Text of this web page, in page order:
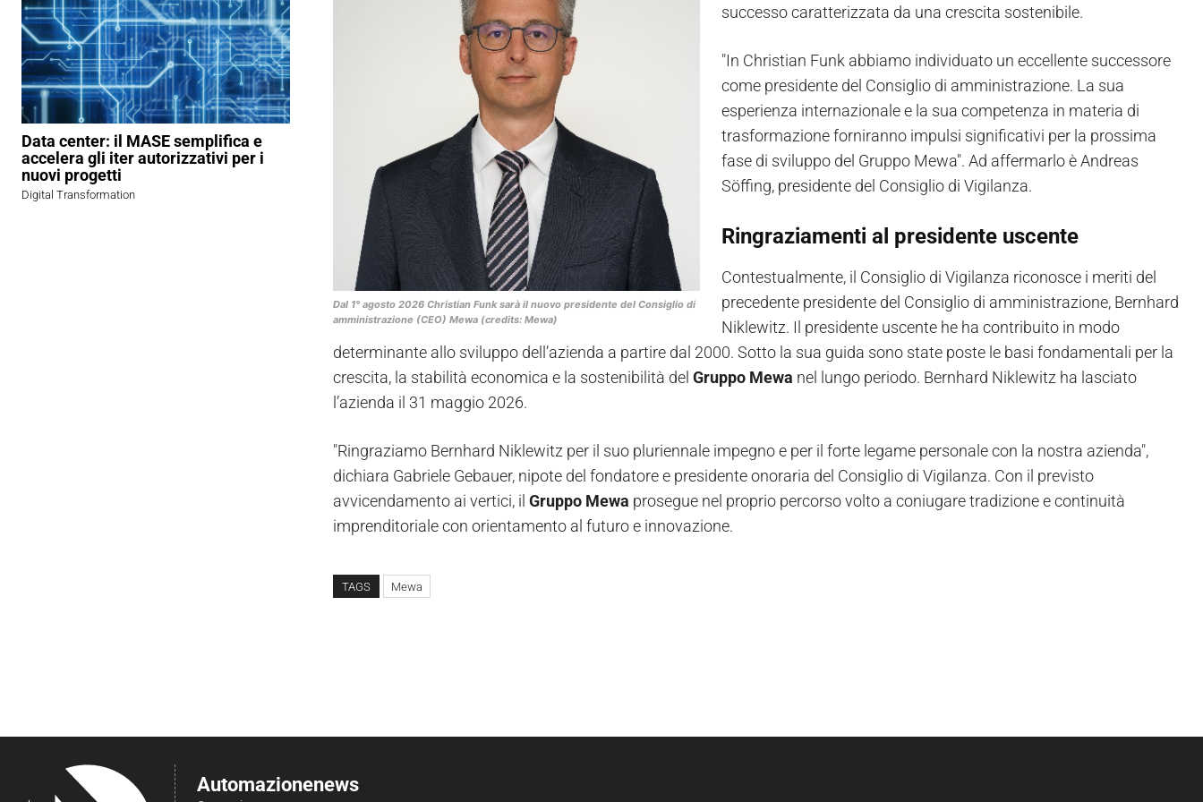
Data center: il MASE semplifica e
accelera gli iter autorizzativi per i
nuovi progetti
Digital Transformation
Dal 1° agosto 2026 Christian Funk sarà il nuovo presidente del Consiglio di
amministrazione (CEO) Mewa (credits: Mewa)
successo caratterizzata da una crescita sostenibile.
"In Christian Funk abbiamo individuato un eccellente successore
come presidente del Consiglio di amministrazione. La sua
esperienza internazionale e la sua competenza in materia di
trasformazione forniranno impulsi significativi per la prossima
fase di sviluppo del Gruppo Mewa". Ad affermarlo è Andreas
Söffing, presidente del Consiglio di Vigilanza.
Ringraziamenti al presidente uscente
Contestualmente, il Consiglio di Vigilanza riconosce i meriti del
precedente presidente del Consiglio di amministrazione, Bernhard
Niklewitz. Il presidente uscente he ha contribuito in modo
determinante allo sviluppo dell’azienda a partire dal 2000. Sotto la sua guida sono state poste le basi fondamentali per la
crescita, la stabilità economica e la sostenibilità del Gruppo Mewa nel lungo periodo. Bernhard Niklewitz ha lasciato
l’azienda il 31 maggio 2026.
"Ringraziamo Bernhard Niklewitz per il suo pluriennale impegno e per il forte legame personale con la nostra azienda",
dichiara Gabriele Gebauer, nipote del fondatore e presidente onoraria del Consiglio di Vigilanza. Con il previsto
avvicendamento ai vertici, il Gruppo Mewa prosegue nel proprio percorso volto a coniugare tradizione e continuità
imprenditoriale con orientamento al futuro e innovazione.
TAGS Mewa
Automazionenews